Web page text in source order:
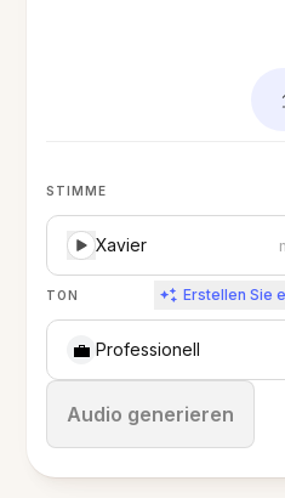
STIMME
Xavier
TON Erstellen Sie
💼 Professionell
Audio generieren
Stoppen